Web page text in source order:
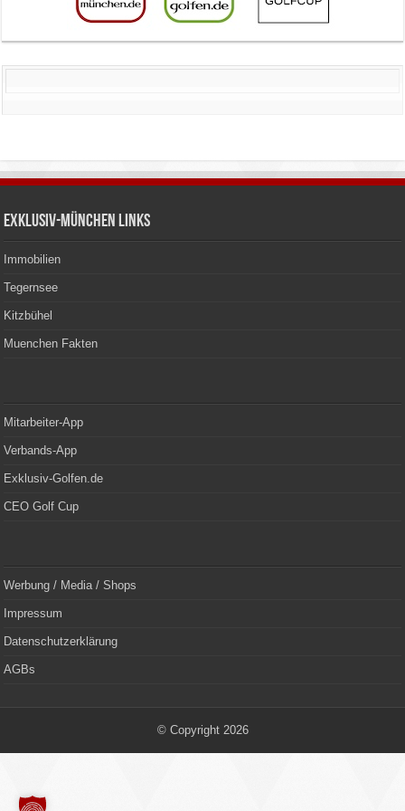
Exklusiv-München Links
Immobilien
Tegernsee
Kitzbühel
Muenchen Fakten
Mitarbeiter-App
Verbands-App
Exklusiv-Golfen.de
CEO Golf Cup
Werbung / Media / Shops
Impressum
Datenschutzerklärung
AGBs
© Copyright 2026